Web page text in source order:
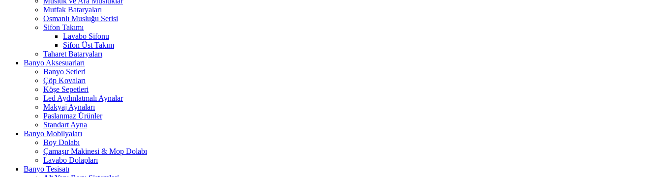
Mutfak Bataryaları
Osmanlı Musluğu Serisi
Sifon Takımı
Lavabo Sifonu
Sifon Üst Takım
Taharet Bataryaları
Banyo Aksesuarları
Banyo Setleri
Çöp Kovaları
Köşe Sepetleri
Led Aydınlatmalı Aynalar
Makyaj Aynaları
Paslanmaz Ürünler
Standart Ayna
Banyo Mobilyaları
Boy Dolabı
Çamaşır Makinesi & Mop Dolabı
Lavabo Dolapları
Banyo Tesisatı